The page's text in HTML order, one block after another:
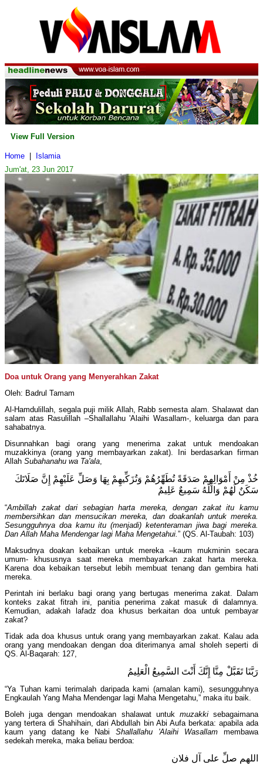
View Full Version
Home
Islamia
Jum'at, 23 Jun 2017
Doa untuk Orang yang Menyerahkan Zakat
Oleh: Badrul Tamam
Al-Hamdulillah, segala puji milik Allah, Rabb semesta alam. Shalawat dan
salam atas Rasulillah –Shallallahu 'Alaihi Wasallam-, keluarga dan para
sahabatnya.
Disunnahkan bagi orang yang menerima zakat untuk mendoakan
muzakkinya (orang yang membayarkan zakat). Ini berdasarkan firman
Allah Subahanahu wa Ta'ala,
خُذْ مِنْ أَمْوَالِهِمْ صَدَقَةً تُطَهِّرُهُمْ وَتُزَكِّيهِمْ بِهَا وَصَلِّ عَلَيْهِمْ إِنَّ صَلَاتَكَ
سَكَنٌ لَهُمْ وَاللَّهُ سَمِيعٌ عَلِيمٌ
“Ambillah zakat dari sebagian harta mereka, dengan zakat itu kamu
membersihkan dan mensucikan mereka, dan doakanlah untuk mereka.
Sesungguhnya doa kamu itu (menjadi) ketenteraman jiwa bagi mereka.
Dan Allah Maha Mendengar lagi Maha Mengetahui.” (QS. Al-Taubah: 103)
Maksudnya doakan kebaikan untuk mereka –kaum mukminin secara
umum- khususnya saat mereka membayarkan zakat harta mereka.
Karena doa kebaikan tersebut lebih membuat tenang dan gembira hati
mereka.
Perintah ini berlaku bagi orang yang bertugas menerima zakat. Dalam
konteks zakat fitrah ini, panitia penerima zakat masuk di dalamnya.
Kemudian, adakah lafadz doa khusus berkaitan doa untuk pembayar
zakat?
Tidak ada doa khusus untuk orang yang membayarkan zakat. Kalau ada
orang yang mendoakan dengan doa diterimanya amal sholeh seperti di
QS. Al-Baqarah: 127,
رَبَّنَا تَقَبَّلْ مِنَّا إِنَّكَ أَنْتَ السَّمِيعُ الْعَلِيمُ
“Ya Tuhan kami terimalah daripada kami (amalan kami), sesungguhnya
Engkaulah Yang Maha Mendengar lagi Maha Mengetahu,” maka itu baik.
Boleh juga dengan mendoakan shalawat untuk muzakkisebagaimana
yang tertera di Shahihain, dari Abdullah bin Abi Aufa berkata: apabila ada
kaum yang datang ke Nabi Shallallahu 'Alaihi Wasallam membawa
sedekah mereka, maka beliau berdoa:
اللهم صلِّ على آل فلان